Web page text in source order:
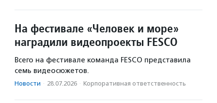
На фестивале «Человек и море»
наградили видеопроекты FESCO
Всего на фестивале команда FESCO представила
семь видеосюжетов.
Новости · 28.07.2026 · Корпоративная ответственность